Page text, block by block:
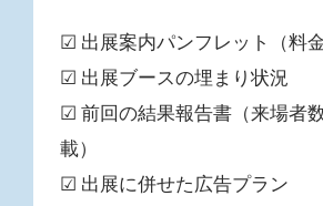
☑ 出展案内パンフレット（料
☑ 出展ブースの埋まり状況
☑ 前回の結果報告書（来場者
載）
☑ 出展に併せた広告プラン